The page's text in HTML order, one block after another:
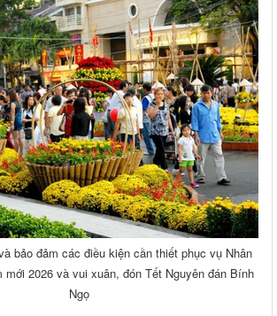
bảo đảm các điều kiện cần thiết phục vụ Nhân
mới 2026 và vui xuân, đón Tết Nguyên đán Bính
Ngọ